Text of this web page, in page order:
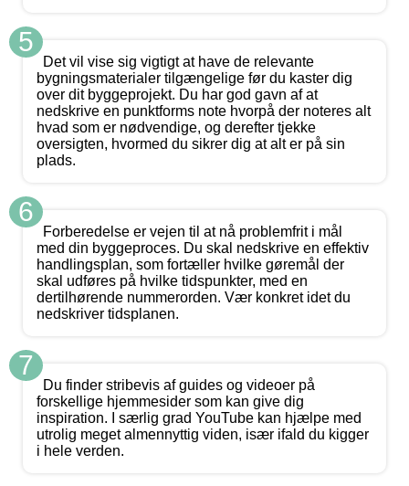
5
Det vil vise sig vigtigt at have de relevante
bygningsmaterialer tilgængelige før du kaster dig
over dit byggeprojekt. Du har god gavn af at
nedskrive en punktforms note hvorpå der noteres alt
hvad som er nødvendige, og derefter tjekke
oversigten, hvormed du sikrer dig at alt er på sin
plads.
6
Forberedelse er vejen til at nå problemfrit i mål
med din byggeproces. Du skal nedskrive en effektiv
handlingsplan, som fortæller hvilke gøremål der
skal udføres på hvilke tidspunkter, med en
dertilhørende nummerorden. Vær konkret idet du
nedskriver tidsplanen.
7
Du finder stribevis af guides og videoer på
forskellige hjemmesider som kan give dig
inspiration. I særlig grad YouTube kan hjælpe med
utrolig meget almennyttig viden, især ifald du kigger
i hele verden.